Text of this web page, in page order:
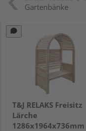
Gartenbänke
T&J RELAKS Freisitz
Lärche
1286x1964x736mm